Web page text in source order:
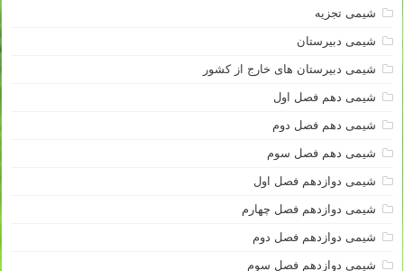
شیمی تجزیه
شیمی دبیرستان
شیمی دبیرستان های خارج از کشور
شیمی دهم فصل اول
شیمی دهم فصل دوم
شیمی دهم فصل سوم
شیمی دوازدهم فصل اول
شیمی دوازدهم فصل چهارم
شیمی دوازدهم فصل دوم
شیمی دوازدهم فصل سوم